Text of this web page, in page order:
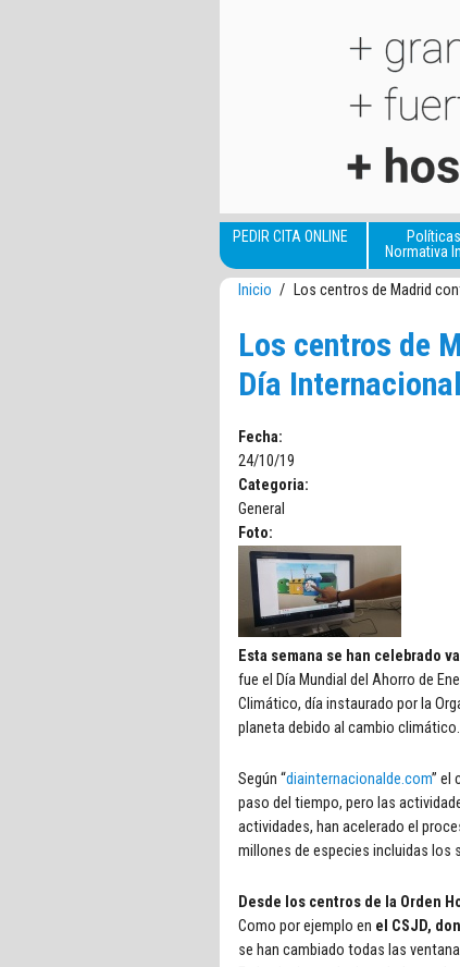
PEDIR CITA ONLINE
Normativa
Inicio / Los centros de Madrid
Los centros de
Día Internacional
Fecha:
24/10/19
Categoria:
General
Foto:
Esta semana se han celebrado
fue el Día Mundial del Ahorro de
Climático, día instaurado por la
planeta debido al cambio climático.
Según “diainternacionalde.com” el
paso del tiempo, pero las
actividades, han acelerado el
millones de especies incluidas los
Desde los centros de la Orden
Como por ejemplo en el CSJD,
se han cambiado todas las